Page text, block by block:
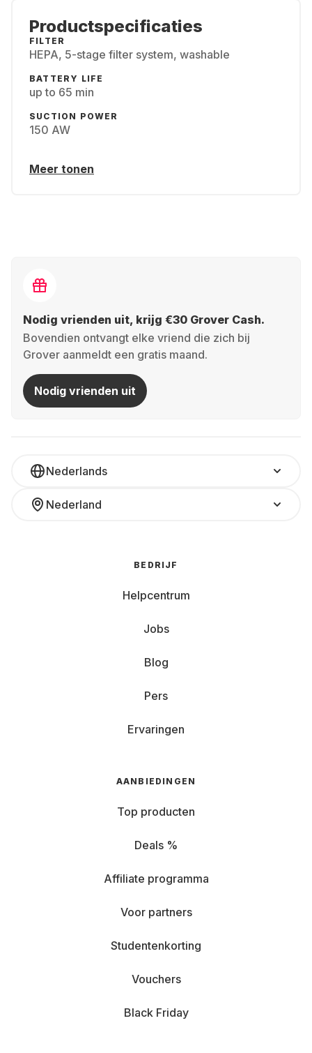
Productspecificaties
FILTER
HEPA, 5-stage filter system, washable
BATTERY LIFE
up to 65 min
SUCTION POWER
150 AW
Meer tonen
Nodig vrienden uit, krijg €30 Grover Cash.
Bovendien ontvangt elke vriend die zich bij
Grover aanmeldt een gratis maand.
Nodig vrienden uit
Nederlands
Nederland
BEDRIJF
Helpcentrum
Jobs
Blog
Pers
Ervaringen
AANBIEDINGEN
Top producten
Deals %
Affiliate programma
Voor partners
Studentenkorting
Vouchers
Black Friday